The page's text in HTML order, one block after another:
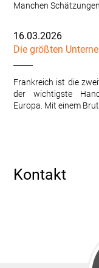
Manchen
16.03.2026
Die größten
Frankreich ist die
der wichtigste
Europa. Mit einem
Kontakt